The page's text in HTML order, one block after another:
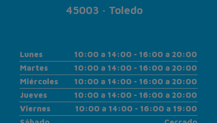
45003 · Toledo
Lunes
10:00 a 14:00 - 16:00 a 20:00
Martes
10:00 a 14:00 - 16:00 a 20:00
Miércoles
10:00 a 14:00 - 16:00 a 20:00
Jueves
10:00 a 14:00 - 16:00 a 20:00
Viernes
10:00 a 14:00 - 16:00 a 19:00